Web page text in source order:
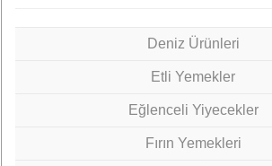
Deniz Ürünleri
Etli Yemekler
Eğlenceli Yiyecekler
Fırın Yemekleri